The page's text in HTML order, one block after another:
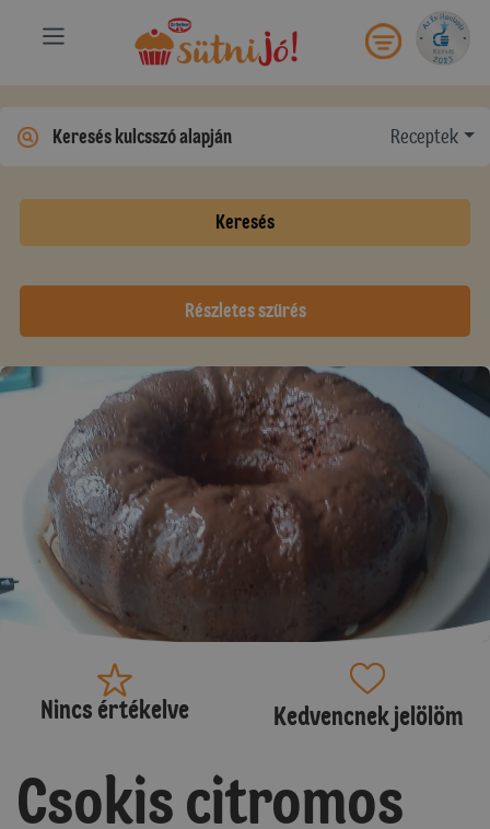
Receptek
Keresés
Részletes szűrés
Nincs értékelve Kedvencnek jelölöm
Csokis citromos